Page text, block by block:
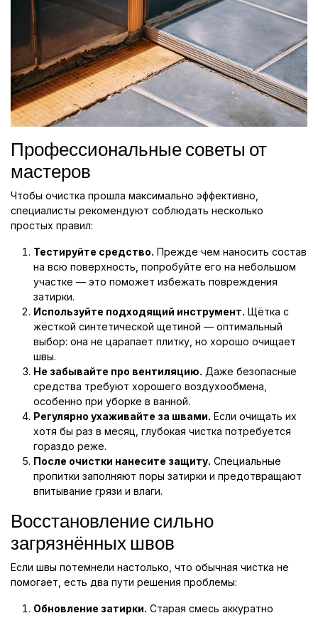
Профессиональные советы от
мастеров
Чтобы очистка прошла максимально эффективно,
специалисты рекомендуют соблюдать несколько
простых правил:
Тестируйте средство. Прежде чем наносить состав
на всю поверхность, попробуйте его на небольшом
участке — это поможет избежать повреждения
затирки.
Используйте подходящий инструмент. Щётка с
жёсткой синтетической щетиной — оптимальный
выбор: она не царапает плитку, но хорошо очищает
швы.
Не забывайте про вентиляцию. Даже безопасные
средства требуют хорошего воздухообмена,
особенно при уборке в ванной.
Регулярно ухаживайте за швами. Если очищать их
хотя бы раз в месяц, глубокая чистка потребуется
гораздо реже.
После очистки нанесите защиту. Специальные
пропитки заполняют поры затирки и предотвращают
впитывание грязи и влаги.
Восстановление сильно
загрязнённых швов
Если швы потемнели настолько, что обычная чистка не
помогает, есть два пути решения проблемы:
Обновление затирки. Старая смесь аккуратно